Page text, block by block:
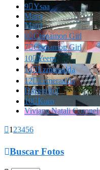
9Ysaa
Marrr
Marrr
6Cinnamon Girl
7Cinnamon Girl
10Yeem
14Ezmeraalda
12Ezmeraalda
Davegrhol
10Kuro
Viviana Natali Coronel
1 23456
Buscar Fotos